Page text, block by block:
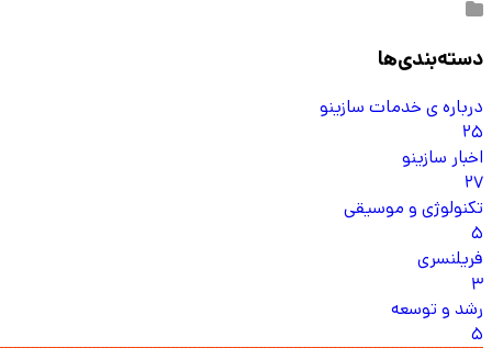
دسته‌بندی‌ها
درباره ی خدمات سازینو
25
اخبار سازینو
27
تکنولوژی و موسیقی
5
فریلنسری
3
رشد و توسعه
5